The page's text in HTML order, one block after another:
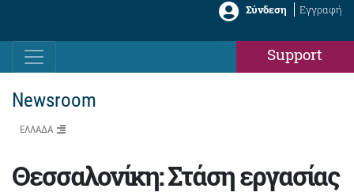
Σύνδεση Εγγραφή
Support
Newsroom
ΕΛΛΑΔΑ
Θεσσαλονίκη: Στάση εργασίας